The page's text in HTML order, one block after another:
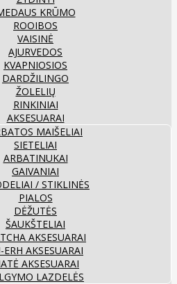
KRŪMO
ROOIBOS
VAISINĖ
AJURVEDOS
KVAPNIOSIOS
DARDŽILINGO
ŽOLELIŲ
RINKINIAI
AKSESUARAI
MAIŠELIAI
SIETELIAI
ARBATINUKAI
GAIVANIAI
/ STIKLINĖS
PIALOS
DĖŽUTĖS
ŠAUKŠTELIAI
AKSESUARAI
ERH AKSESUARAI
AKSESUARAI
LAZDELĖS